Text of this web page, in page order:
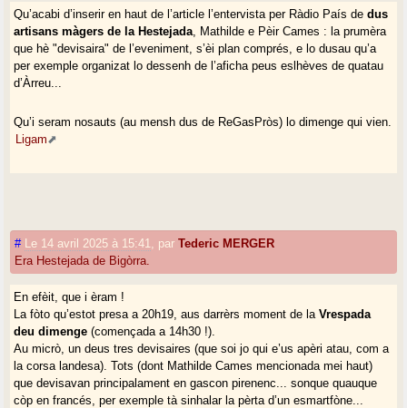
Qu’acabi d’inserir en haut de l’article l’entervista per Ràdio País dedus
artisans màgers de la Hestejada , Mathilde e Pèir Cames : la prumèra
que hè "devisaira" de l’eveniment, s’èi plan comprés, e lo dusau qu’a
per exemple organizat lo dessenh de l’aficha peus eslhèves de quatau
d’Àrreu...
Qu’i seram nosauts (au mensh dus de ReGasPròs) lo dimenge qui vien.
Ligam
# Le 14 avril 2025 à 15:41 parTederic MERGER
Era Hestejada de Bigòrra.
En efèit, que i èram !
La fòto qu’estot presa a 20h19, aus darrèrs moment de laVrespada
deu dimenge (començada a 14h30 !).
Au micrò, un deus tres devisaires (que soi jo qui e’us apèri atau, com a
la corsa landesa). Tots (dont Mathilde Cames mencionada mei haut)
que devisavan principalament en gascon pirenenc... sonque quauque
còp en francés, per exemple tà sinhalar la pèrta d’un esmartfòne...